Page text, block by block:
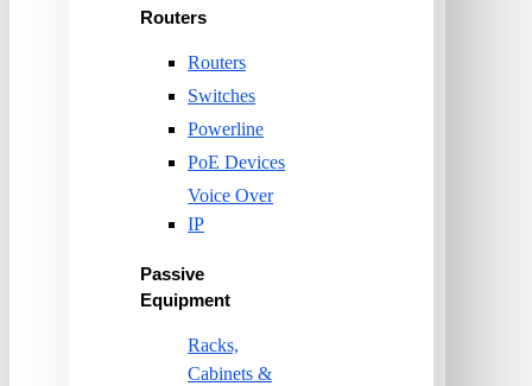
Routers
Routers
Switches
Powerline
PoE Devices
Voice Over
IP
Passive
Equipment
Racks,
Cabinets &